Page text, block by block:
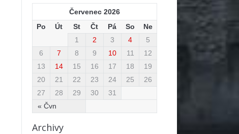
Červenec 2026
Po
Út St Čt Pá So Ne
« Čvn
1 2 3 4
5
6
7 8 9 10 11
12
13
14 15 16 17 18
19
20
21 22 23 24 25
26
27
28 29 30 31
Archivy